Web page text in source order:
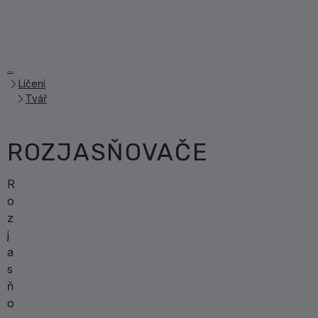
Líčení
Tvář
ROZJASŇOVAČE
R
o
z
j
a
s
ň
o